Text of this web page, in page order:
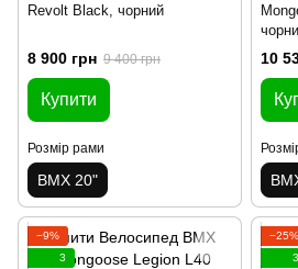
Revolt Black, чорний
8 900 грн 9 400 грн
Купити
Розмір рами
BMX 20"
10
−9%
3
−25%
3